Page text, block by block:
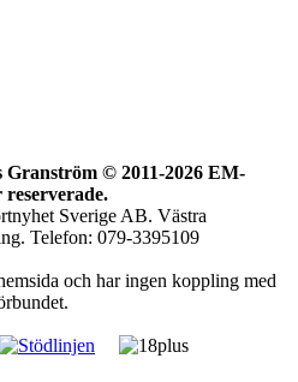
Granström © 2011-2026 EM-
Sverige AB. Västra
Telefon: 079-3395109
och har ingen koppling med